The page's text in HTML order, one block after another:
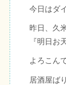
今日はダ
昨日、久
『明日お
よろこん
居酒屋ば